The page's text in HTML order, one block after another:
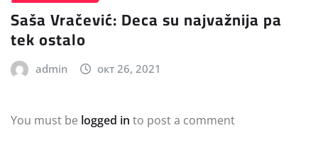
Saša Vračević: Deca su najvažnija pa
tek ostalo
admin окт 26, 2021
You must be logged in to post a comment